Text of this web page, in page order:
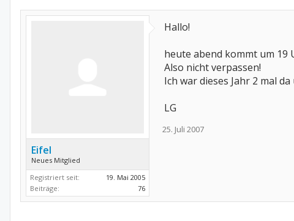
Eifel
Neues Mitglied
Registriert seit:
19. Mai 2005
Beiträge:
76
Hallo!
heute abend kommt um 19
Also nicht verpassen!
Ich war dieses Jahr 2 mal
LG
25. Juli 2007